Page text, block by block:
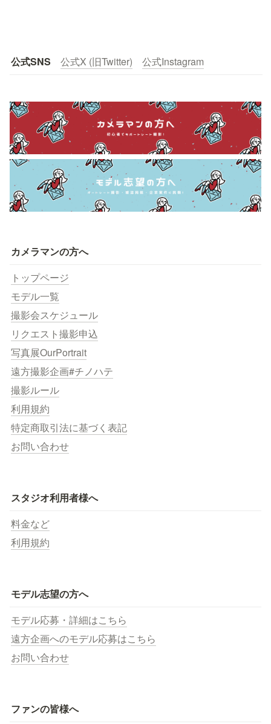
公式SNS 公式X (旧Twitter) 公式Instagram
カメラマンの方へ
トップページ
モデル一覧
撮影会スケジュール
リクエスト撮影申込
写真展OurPortrait
遠方撮影企画#チノハテ
撮影ルール
利用規約
特定商取引法に基づく表記
お問い合わせ
スタジオ利用者様へ
料金など
利用規約
モデル志望の方へ
モデル応募・詳細はこちら
遠方企画へのモデル応募はこちら
お問い合わせ
ファンの皆様へ